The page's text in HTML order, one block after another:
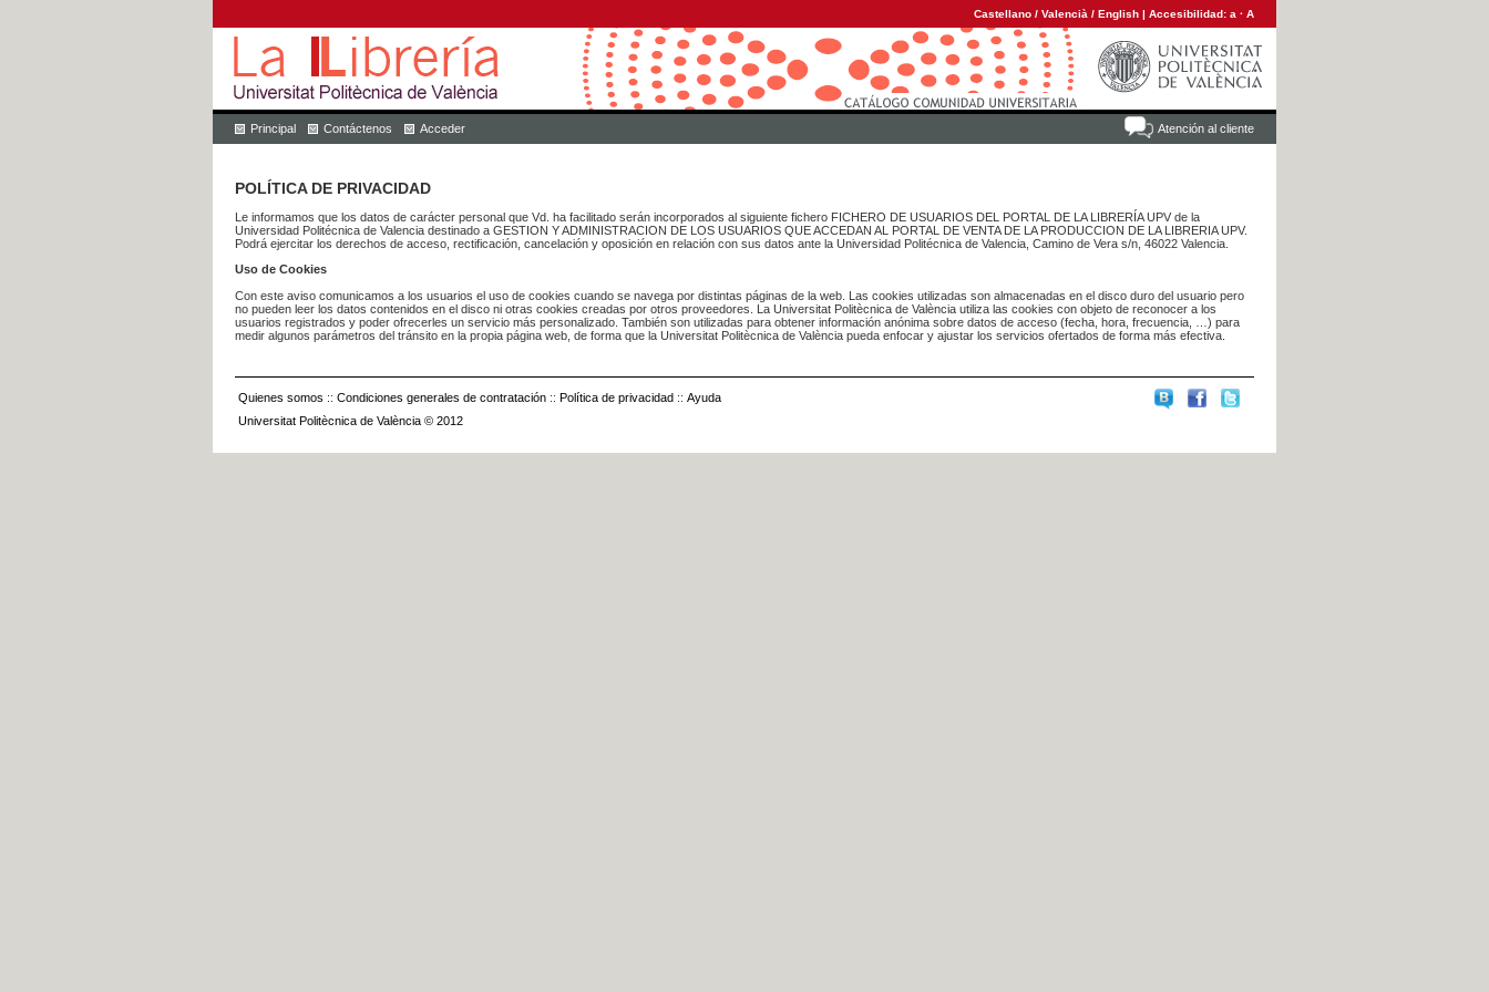
Castellano / Valencià / English | Accesibilidad: a · A
Atención al cliente
Principal Contáctenos Acceder
POLÍTICA DE PRIVACIDAD
Le informamos que los datos de carácter personal que Vd. ha facilitado serán incorporados al siguiente fichero FICHERO DE USUARIOS DEL PORTAL DE LA LIBRERÍA UPV de la
Universidad Politécnica de Valencia destinado a GESTION Y ADMINISTRACION DE LOS USUARIOS QUE ACCEDAN AL PORTAL DE VENTA DE LA PRODUCCION DE LA LIBRERIA UPV.
Podrá ejercitar los derechos de acceso, rectificación, cancelación y oposición en relación con sus datos ante la Universidad Politécnica de Valencia, Camino de Vera s/n, 46022 Valencia.
Uso de Cookies
Con este aviso comunicamos a los usuarios el uso de cookies cuando se navega por distintas páginas de la web. Las cookies utilizadas son almacenadas en el disco duro del usuario pero
no pueden leer los datos contenidos en el disco ni otras cookies creadas por otros proveedores. La Universitat Politècnica de València utiliza las cookies con objeto de reconocer a los
usuarios registrados y poder ofrecerles un servicio más personalizado. También son utilizadas para obtener información anónima sobre datos de acceso (fecha, hora, frecuencia, …) para
medir algunos parámetros del tránsito en la propia página web, de forma que la Universitat Politècnica de València pueda enfocar y ajustar los servicios ofertados de forma más efectiva.
Quienes somos :: Condiciones generales de contratación :: Política de privacidad :: Ayuda
Universitat Politècnica de València © 2012